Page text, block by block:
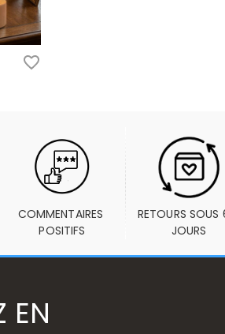
COMMENTAIRES
POSITIFS
RETOURS SOUS
JOURS
EN